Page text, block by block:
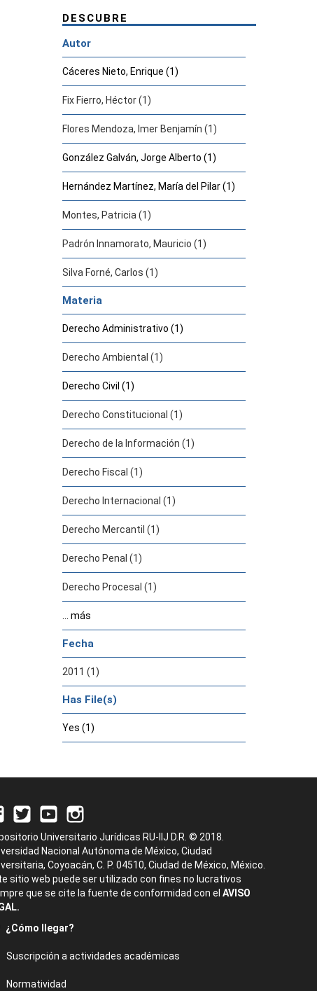
DESCUBRE
Autor
Cáceres Nieto, Enrique (1)
Fix Fierro, Héctor (1)
Flores Mendoza, Imer Benjamín (1)
González Galván, Jorge Alberto (1)
Hernández Martínez, María del Pilar (1)
Montes, Patricia (1)
Padrón Innamorato, Mauricio (1)
Silva Forné, Carlos (1)
Materia
Derecho Administrativo (1)
Derecho Ambiental (1)
Derecho Civil (1)
Derecho Constitucional (1)
Derecho de la Información (1)
Derecho Fiscal (1)
Derecho Internacional (1)
Derecho Mercantil (1)
Derecho Penal (1)
Derecho Procesal (1)
... más
Fecha
2011 (1)
Has File(s)
Yes (1)
Universitario Jurídicas RU-IIJ D.R. © 2018.
Nacional Autónoma de México, Ciudad
Coyoacán, C. P. 04510, Ciudad de México, México.
sitio web puede ser utilizado con fines no lucrativos
que se cite la fuente de conformidad con el AVISO
¿Cómo llegar?
Suscripción a actividades académicas
Normatividad